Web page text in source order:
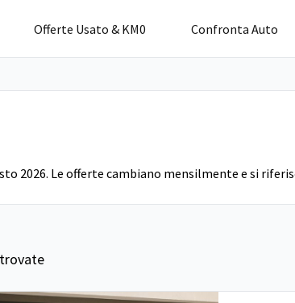
Offerte Usato & KM0 Confronta Auto
2026. Le offerte cambiano mensilmente e si